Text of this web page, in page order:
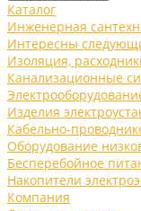
Каталог
Инженерная
Интересны
Изоляция,
Канализационные
Изделия
Кабельно-
Оборудование
Бесперебойное
Накопители
Компания